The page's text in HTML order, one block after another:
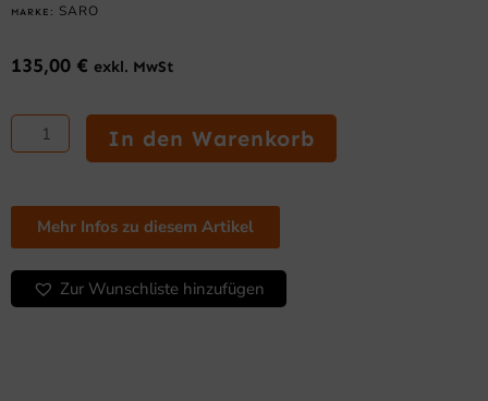
MARKE: SARO
135,00 € exkl. MwSt
SARO
Einsatz
für
2x
138
x
96
mm
In den Warenkorb
Mehr Infos zu diesem Artikel
Zur Wunschliste hinzufügen